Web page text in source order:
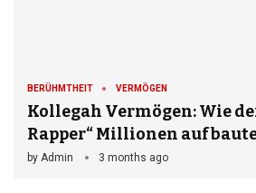
BERÜHMTHEIT VERMÖGEN
Kollegah Vermögen: Wie
Rapper“ Millionen
by Admin 3 months ago